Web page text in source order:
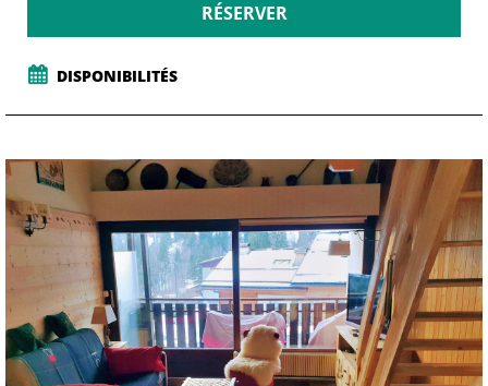
RÉSERVER
DISPONIBILITÉS